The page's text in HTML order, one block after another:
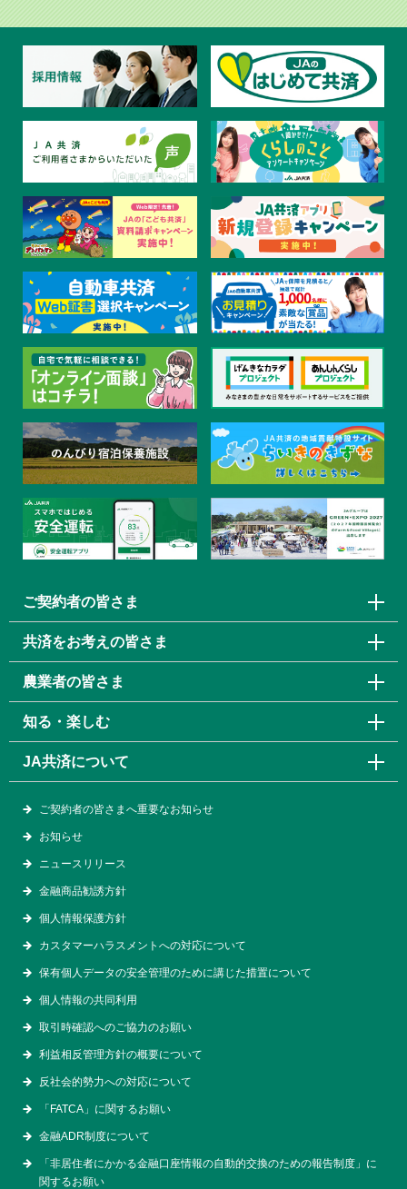
ご契約者の皆さま
共済をお考えの皆さま
農業者の皆さま
知る・楽しむ
JA共済について
ご契約者の皆さまへ重要なお知らせ
お知らせ
ニュースリリース
金融商品勧誘方針
個人情報保護方針
カスタマーハラスメントへの対応について
保有個人データの安全管理のために講じた措置について
個人情報の共同利用
取引時確認へのご協力のお願い
利益相反管理方針の概要について
反社会的勢力への対応について
「FATCA」に関するお願い
金融ADR制度について
「非居住者にかかる金融口座情報の自動的交換のための報告制度」に
関するお願い